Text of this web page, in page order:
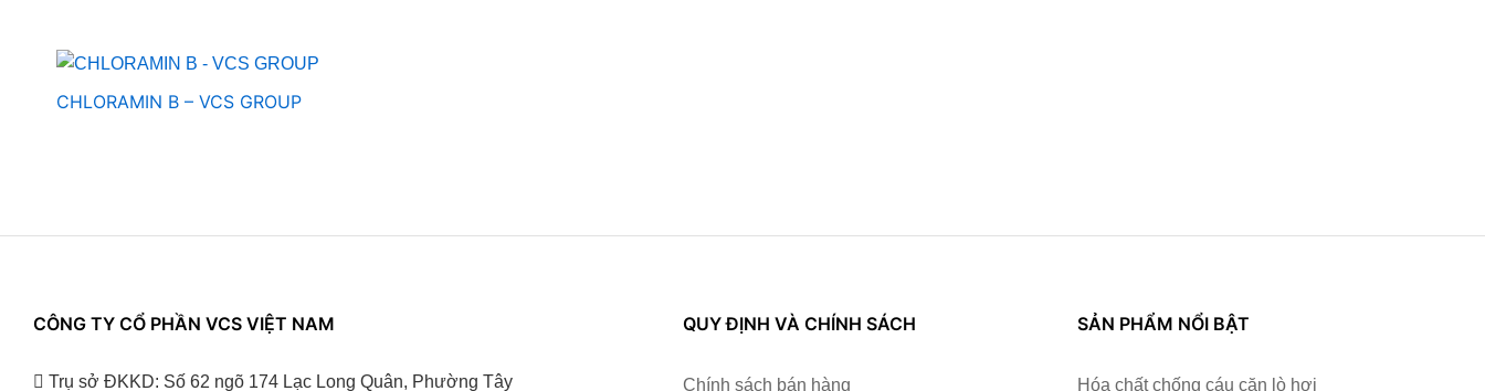
CHLORAMIN B – VCS GROUP
CÔNG TY CỔ PHẦN VCS VIỆT NAM
Trụ sở ĐKKD: Số 62 ngõ 174 Lạc Long Quân, Phường Tây
QUY ĐỊNH VÀ CHÍNH SÁCH
Chính sách bán hàng
SẢN PHẨM NỔI BẬT
Hóa chất chống cáu cặn lò hơi